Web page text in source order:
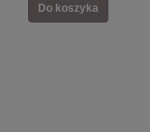
Do koszyka